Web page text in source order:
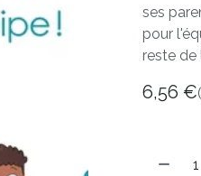
ses
pour
reste de
6,56 €